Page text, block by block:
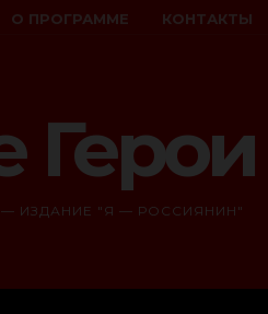
О ПРОГРАММЕ КОНТАКТЫ
ИЗДАНИЕ "Я — РОССИЯНИН"